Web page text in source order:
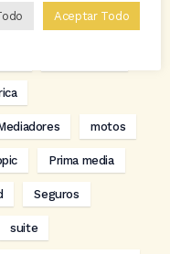
Decesos
motos
Prima media
Seguros
suite
Aceptar Todo